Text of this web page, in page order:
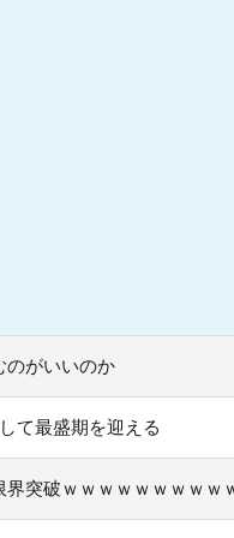
のがいいのか
て最盛期を迎える
界突破ｗｗｗｗｗｗｗｗｗ